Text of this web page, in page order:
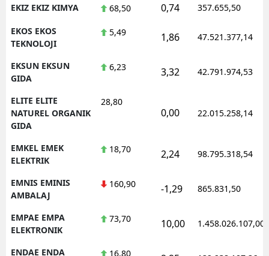
EKIZ EKIZ KIMYA 68,50 0,74 357.655,50
EKOS EKOS
TEKNOLOJI
5,49 1,86 47.521.377,14
EKSUN EKSUN
GIDA
6,23 3,32 42.791.974,53
ELITE ELITE
NATUREL ORGANIK
GIDA
28,80
0,00 22.015.258,14
EMKEL EMEK
ELEKTRIK
18,70 2,24 98.795.318,54
EMNIS EMINIS
AMBALAJ
160,90 -1,29 865.831,50
EMPAE EMPA
ELEKTRONIK
73,70 10,00 1.458.026.107,00
ENDAE ENDA
16,80